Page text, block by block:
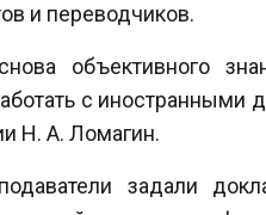
и переводчиков.
объективного
с иностранными
Н. А. Ломагин.
задали